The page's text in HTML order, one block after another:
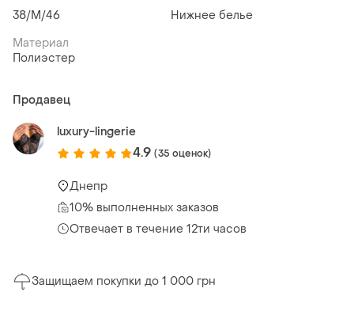
38/M/46
Нижнее белье
Материал
Полиэстер
Продавец
luxury-lingerie
4.9 (35 оценок)
Днепр
10% выполненных заказов
Отвечает в течение 12ти часов
Защищаем покупки до 1 000 грн